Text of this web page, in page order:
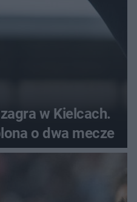
w Kielcach.
o dwa mecze